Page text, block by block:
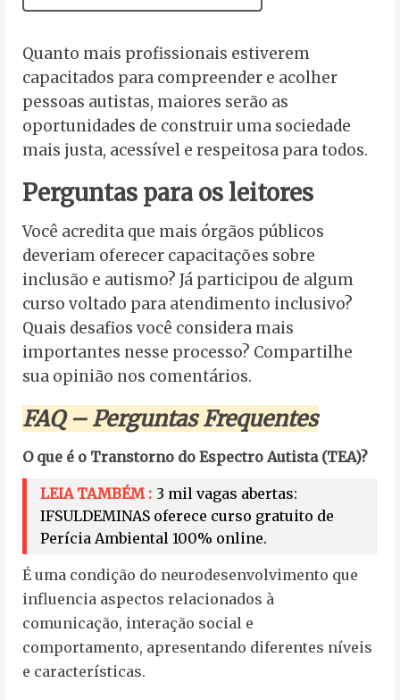
Quanto mais profissionais estiverem
capacitados para compreender e acolher
pessoas autistas, maiores serão as
oportunidades de construir uma sociedade
mais justa, acessível e respeitosa para todos.
Perguntas para os leitores
Você acredita que mais órgãos públicos
deveriam oferecer capacitações sobre
inclusão e autismo? Já participou de algum
curso voltado para atendimento inclusivo?
Quais desafios você considera mais
importantes nesse processo? Compartilhe
sua opinião nos comentários.
FAQ – Perguntas Frequentes
O que é o Transtorno do Espectro Autista (TEA)?
LEIA TAMBÉM : 3 mil vagas abertas:
IFSULDEMINAS oferece curso gratuito de
Perícia Ambiental 100% online.
É uma condição do neurodesenvolvimento que
influencia aspectos relacionados à
comunicação, interação social e
comportamento, apresentando diferentes níveis
e características.